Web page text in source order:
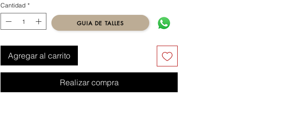
Cantidad *
Agregar al carrito
Realizar compra
GUIA DE TALLES